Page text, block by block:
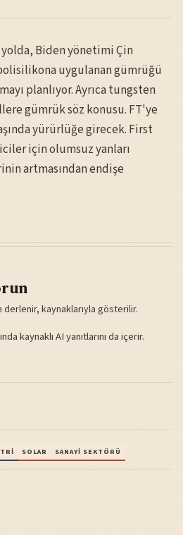
Biden yönetimi Çin
uygulanan gümrüğü
planlıyor. Ayrıca tungsten
gümrük söz konusu. FT'ye
yürürlüğe girecek. First
için olumsuz yanları
artmasından endişe
derlenir, kaynaklarıyla gösterilir.
kaynaklı AI yanıtlarını da içerir.
SOLAR SANAYI SEKTÖRÜ